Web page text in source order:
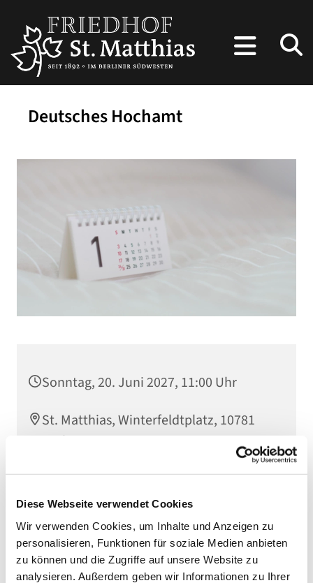
Diese Webseite verwendet Cookies
Wir verwenden Cookies, um Inhalte und Anzeigen zu
personalisieren, Funktionen für soziale Medien anbieten
zu können und die Zugriffe auf unsere Website zu
analysieren. Außerdem geben wir Informationen zu Ihrer
Deutsches Hochamt
Sonntag, 20. Juni 2027, 11:00 Uhr
St. Matthias, Winterfeldtplatz, 10781
Berlin